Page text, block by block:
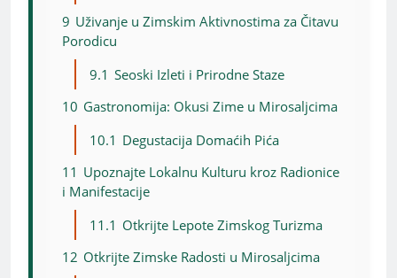
9 Uživanje u Zimskim Aktivnostima za Čitavu
Porodicu
9.1 Seoski Izleti i Prirodne Staze
10 Gastronomija: Okusi Zime u Mirosaljcima
10.1 Degustacija Domaćih Pića
11 Upoznajte Lokalnu Kulturu kroz Radionice
i Manifestacije
11.1 Otkrijte Lepote Zimskog Turizma
12 Otkrijte Zimske Radosti u Mirosaljcima